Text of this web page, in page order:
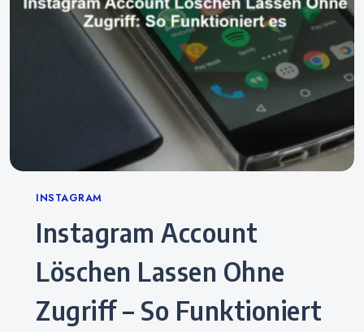
Categories
INSTAGRAM
Instagram Account
Löschen Lassen Ohne
Zugriff – So Funktioniert